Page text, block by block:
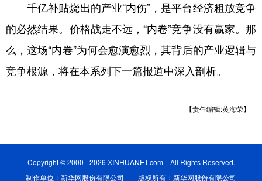
千亿补贴烧出的产业“内伤”，是平台经济粗放竞争
的必然结果。价格战走不远，“内卷”竞争没有赢家。那
么，这场“内卷”为何会愈演愈烈，其背后的产业逻辑与
竞争根源，将在本系列下一篇报道中深入剖析。
【责任编辑:黄海荣】
Copyright © 2000 - 2026 XINHUANET.com All Rights Reserved.
制作单位：新华网股份有限公司 版权所有：新华网股份有限公司